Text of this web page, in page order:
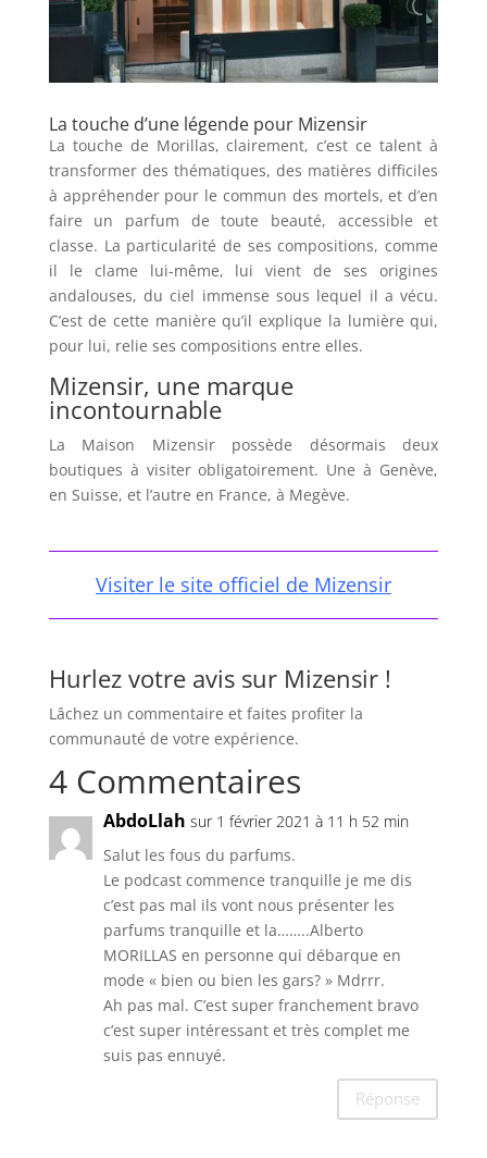
La touche d’une légende pour Mizensir
La touche de Morillas, clairement, c’est ce talent à
transformer des thématiques, des matières difficiles
à appréhender pour le commun des mortels, et d’en
faire un parfum de toute beauté, accessible et
classe. La particularité de ses compositions, comme
il le clame lui-même, lui vient de ses origines
andalouses, du ciel immense sous lequel il a vécu.
C’est de cette manière qu’il explique la lumière qui,
pour lui, relie ses compositions entre elles.
Mizensir, une marque
incontournable
La Maison Mizensir possède désormais deux
boutiques à visiter obligatoirement. Une à Genève,
en Suisse, et l’autre en France, à Megève.
Visiter le site officiel de Mizensir
Hurlez votre avis sur Mizensir !
Lâchez un commentaire et faites profiter la
communauté de votre expérience.
4 Commentaires
AbdoLlah sur 1 février 2021 à 11 h 52 min
Salut les fous du parfums.
Le podcast commence tranquille je me dis
c’est pas mal ils vont nous présenter les
parfums tranquille et la……..Alberto
MORILLAS en personne qui débarque en
mode « bien ou bien les gars? » Mdrrr.
Ah pas mal. C’est super franchement bravo
c’est super intéressant et très complet me
suis pas ennuyé.
Réponse